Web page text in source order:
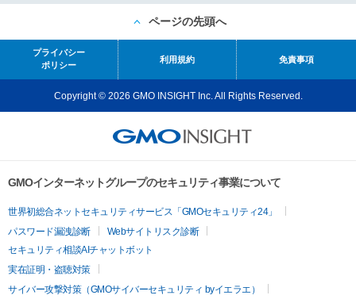
ページの先頭へ
プライバシー
ポリシー
利用規約 免責事項
Copyright © 2026 GMO INSIGHT Inc. All Rights Reserved.
GMOインターネットグループのセキュリティ事業について
世界初総合ネットセキュリティサービス「GMOセキュリティ24」
パスワード漏洩診断
Webサイトリスク診断
セキュリティ相談AIチャットボット
実在証明・盗聴対策
サイバー攻撃対策（GMOサイバーセキュリティ byイエラエ）